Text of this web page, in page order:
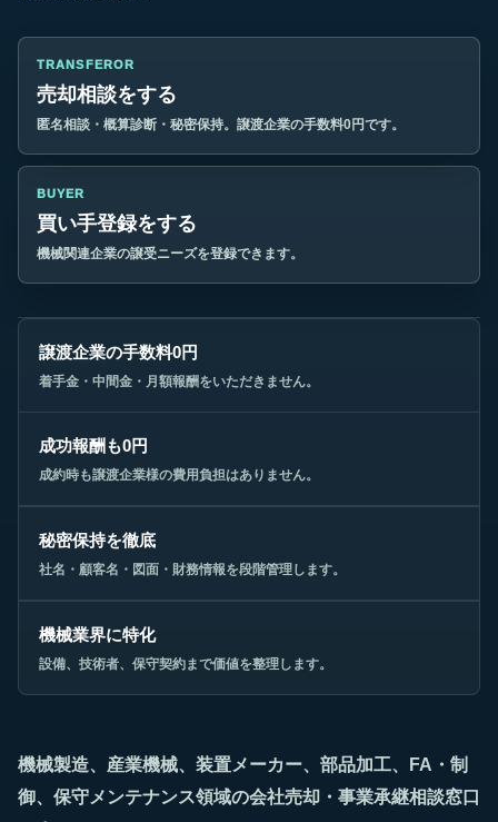
TRANSFEROR
売却相談をする
匿名相談・概算診断・秘密保持。譲渡企業の手数料0円です。
BUYER
買い手登録をする
機械関連企業の譲受ニーズを登録できます。
譲渡企業の手数料0円
着手金・中間金・月額報酬をいただきません。
成功報酬も0円
成約時も譲渡企業様の費用負担はありません。
秘密保持を徹底
社名・顧客名・図面・財務情報を段階管理します。
機械業界に特化
設備、技術者、保守契約まで価値を整理します。
機械製造、産業機械、装置メーカー、部品加工、FA・制
御、保守メンテナンス領域の会社売却・事業承継相談窓口